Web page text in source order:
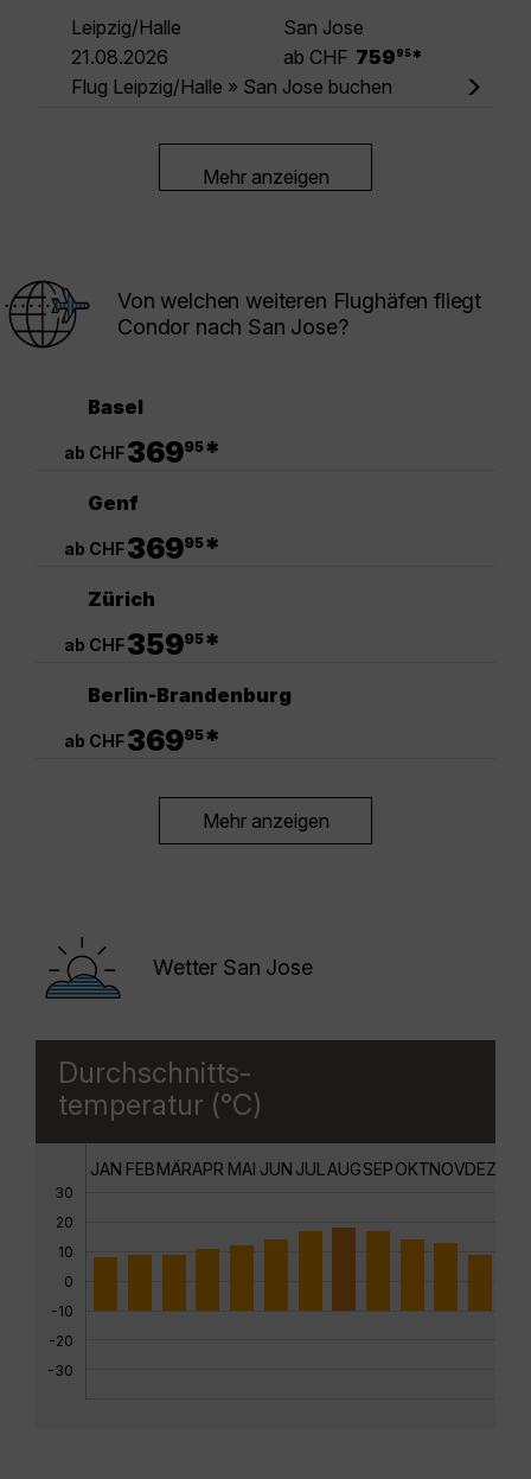
Leipzig/Halle
San Jose
21.08.2026
ab CHF 759 95 *
Flug Leipzig/Halle » San Jose buchen
Mehr anzeigen
Von welchen weiteren Flughäfen fliegt
Condor nach San Jose?
Basel
ab CHF36995*
Genf
ab CHF36995*
Zürich
ab CHF35995*
Berlin-Brandenburg
ab CHF36995*
Mehr anzeigen
Wetter San Jose
Durchschnitts-
temperatur (°C)
30
20
10
0
-10
-20
-30
JAN FEBMÄRAPR MAI JUN JUL AUGSEPOKTNOVDEZ